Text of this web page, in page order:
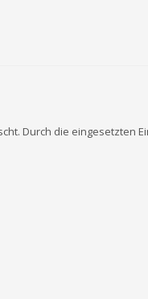
Durch die eingesetzten